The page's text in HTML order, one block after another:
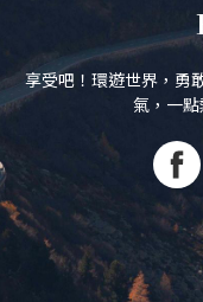
享受吧！環遊世界，勇
氣，一